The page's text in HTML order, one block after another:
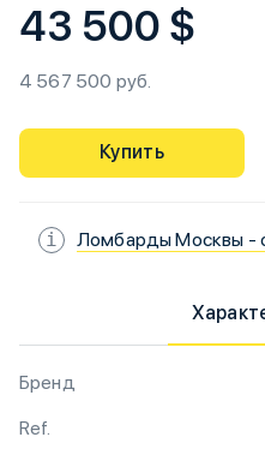
43 500 $
4 567 500 руб.
Купить
Ломбарды Москвы -
Бренд
Ref.